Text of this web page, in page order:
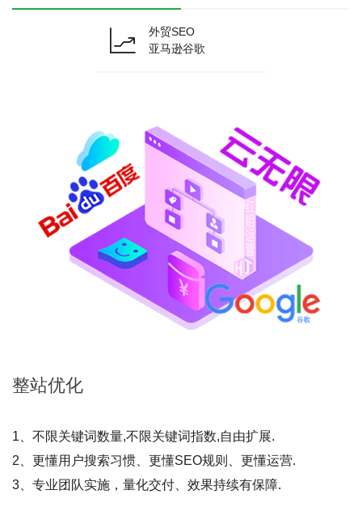
外贸SEO
亚马逊谷歌
整站优化
1、不限关键词数量,不限关键词指数,自由扩展.
2、更懂用户搜索习惯、更懂SEO规则、更懂运营.
3、专业团队实施，量化交付、效果持续有保障.